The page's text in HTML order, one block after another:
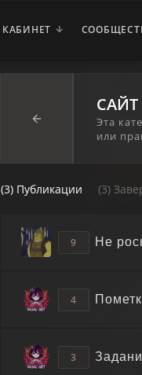
КАБИНЕТ
САЙТ
Эта
или
(3) Публикации (3)
9 Не
4
3